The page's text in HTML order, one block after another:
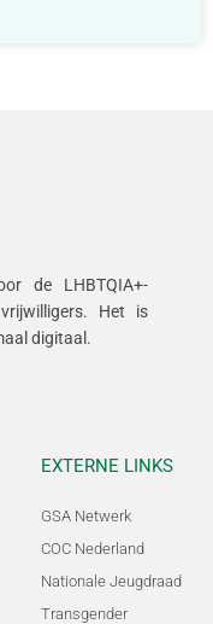
de LHBTQIA+-
Het is
digitaal.
EXTERNE LINKS
GSA Netwerk
COC Nederland
Nationale Jeugdraad
Transgender